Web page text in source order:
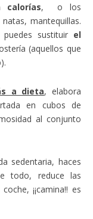
, o los
mantequillas.
sustituir el
(aquellos que
a dieta, elabora
en cubos de
al conjunto
sedentaria, haces
todo, reduce las
¡¡camina!! es